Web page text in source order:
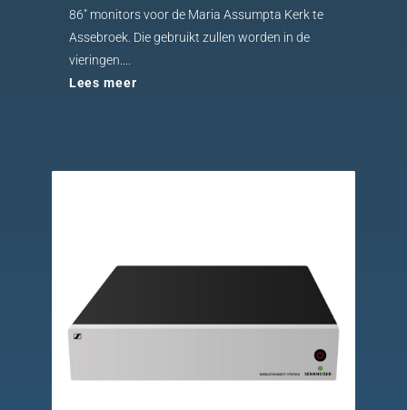
86" monitors voor de Maria Assumpta Kerk te
Assebroek. Die gebruikt zullen worden in de
vieringen....
Lees meer